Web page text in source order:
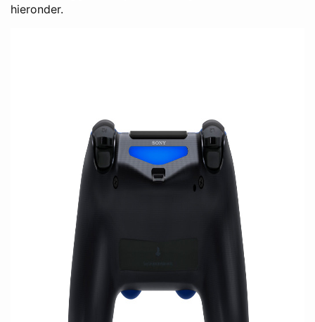
hieronder.